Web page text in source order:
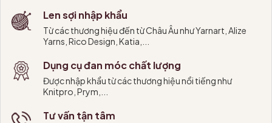
Len sợi nhập khẩu
Từ các thương hiệu đến từ Châu Âu như Yarnart, Alize
Yarns, Rico Design, Katia,...
Dụng cụ đan móc chất lượng
Được nhập khẩu từ các thương hiệu nổi tiếng như
Knitpro, Prym,...
Tư vấn tận tâm